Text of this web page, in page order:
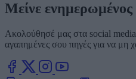
Μείνε ενημερωμένος
Ακολούθησέ μας στα social
αγαπημένες σου πηγές για να μη